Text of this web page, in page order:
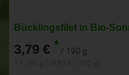
Bücklingsfilet in Bio-
3,79 € * / 190 g